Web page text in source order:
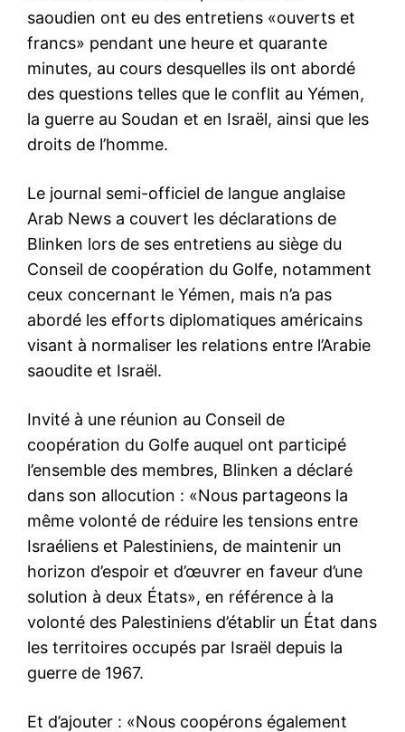
saoudien ont eu des entretiens «ouverts et
francs» pendant une heure et quarante
minutes, au cours desquelles ils ont abordé
des questions telles que le conflit au Yémen,
la guerre au Soudan et en Israël, ainsi que les
droits de l’homme.
Le journal semi-officiel de langue anglaise
Arab News a couvert les déclarations de
Blinken lors de ses entretiens au siège du
Conseil de coopération du Golfe, notamment
ceux concernant le Yémen, mais n’a pas
abordé les efforts diplomatiques américains
visant à normaliser les relations entre l’Arabie
saoudite et Israël.
Invité à une réunion au Conseil de
coopération du Golfe auquel ont participé
l’ensemble des membres, Blinken a déclaré
dans son allocution : «Nous partageons la
même volonté de réduire les tensions entre
Israéliens et Palestiniens, de maintenir un
horizon d’espoir et d’œuvrer en faveur d’une
solution à deux États», en référence à la
volonté des Palestiniens d’établir un État dans
les territoires occupés par Israël depuis la
guerre de 1967.
Et d’ajouter : «Nous coopérons également